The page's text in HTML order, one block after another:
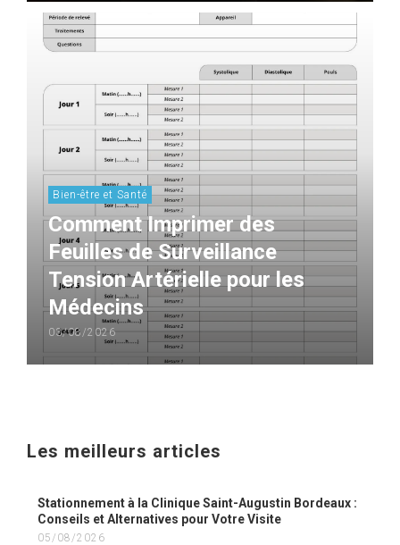
Bien-être et Santé
Comment Imprimer des
Feuilles de Surveillance
Tension Artérielle pour les
Médecins
03/08/2026
Les meilleurs articles
Stationnement à la Clinique Saint-Augustin Bordeaux :
Conseils et Alternatives pour Votre Visite
05/08/2026